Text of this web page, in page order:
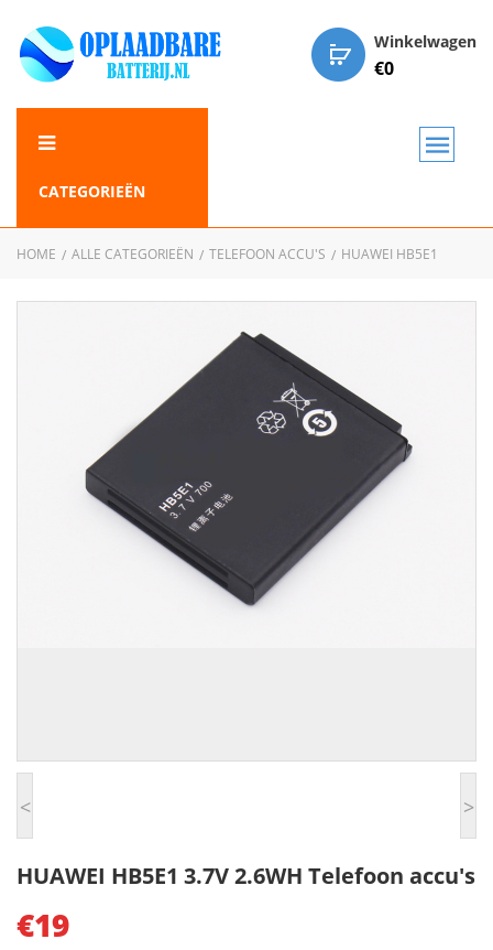
Winkelwagen
€0
CATEGORIEËN
HOME ALLE CATEGORIEËN TELEFOON ACCU'S HUAWEI HB5E1
< >
HUAWEI HB5E1 3.7V 2.6WH Telefoon accu's
€19